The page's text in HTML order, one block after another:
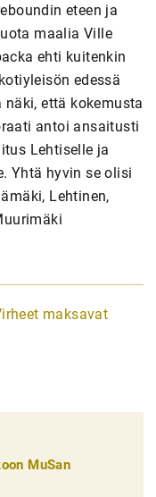
eteen ja
maalia Ville
ehti kuitenkin
edessä
että kokemusta
antoi ansaitusti
Lehtiselle ja
Yhtä hyvin se olisi
Lehtinen,
maksavat
MuSan